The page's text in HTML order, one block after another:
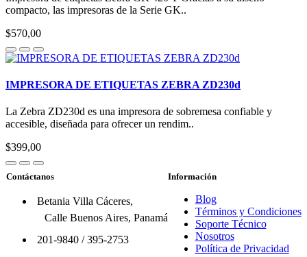
compacto, las impresoras de la Serie GK..
$570,00
IMPRESORA DE ETIQUETAS ZEBRA ZD230d
La Zebra ZD230d es una impresora de sobremesa confiable y
accesible, diseñada para ofrecer un rendim..
$399,00
Contáctanos
Betania Villa Cáceres,
Calle Buenos Aires, Panamá
201-9840/395-2753
Información
Blog
Términos y Condiciones
Soporte Técnico
Nosotros
Política de Privacidad